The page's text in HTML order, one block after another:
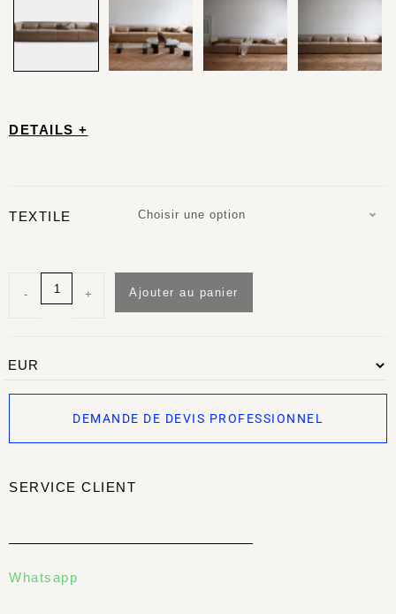
DETAILS +
TEXTILE Choisir une option
- + Ajouter au panier
DEMANDE DE DEVIS PROFESSIONNEL
SERVICE CLIENT
Whatsapp